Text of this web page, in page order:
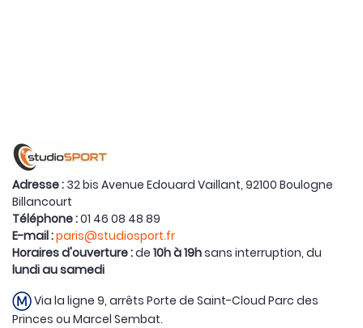
Adresse : 32 bis Avenue Edouard Vaillant, 92100 Boulogne
Billancourt
Téléphone :01 46 08 48 89
E-mail :paris@studiosport.fr
Horaires d'ouverture :de 10h à 19hsans interruption, du
lundi au samedi
Via la ligne 9, arrêts Porte de Saint-Cloud Parc des
Princes ou Marcel Sembat.